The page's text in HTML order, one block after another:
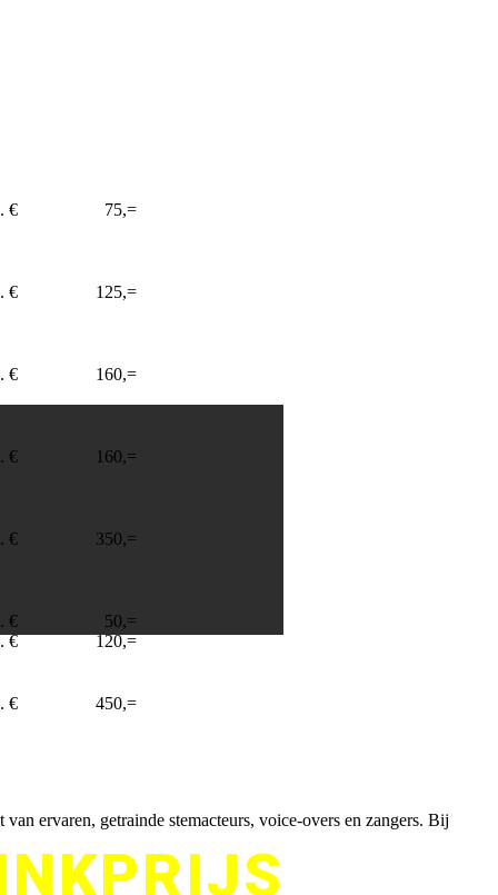
Music
€ 75,=
€ 125,=
€ 160,=
€ 160,=
€ 350,=
€
€
50,=
120,=
€ 450,=
ervaren, getrainde stemacteurs, voice-overs en zangers. Bij